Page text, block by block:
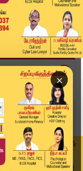
×
வலு...